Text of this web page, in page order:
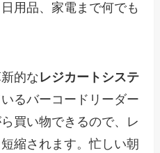
用品、家電まで何でも
的なレジカートシステ
るバーコードリーダー
買い物できるので、レ
縮されます。忙しい朝